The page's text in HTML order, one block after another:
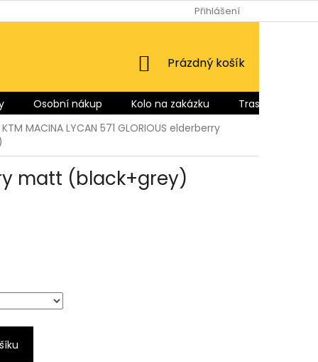
Přihlášení
NÁKUPNÍ
Prázdný košík
Osobní nákup Kolo na zakázku Trasy pro Vás
MACINA LYCAN 571 GLORIOUS elderberry
matt (black+grey)